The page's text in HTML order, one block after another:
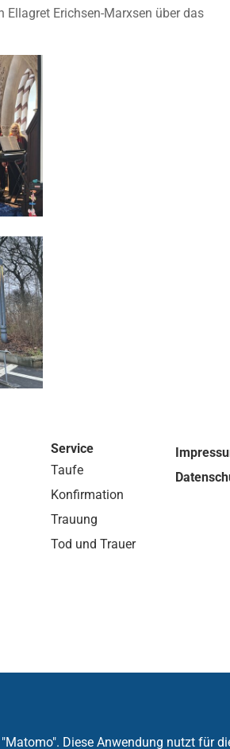
Ellagret Erichsen-Marxsen über das
Service
Taufe
Konfirmation
Trauung
Tod und Trauer
Diese Anwendung nutzt für